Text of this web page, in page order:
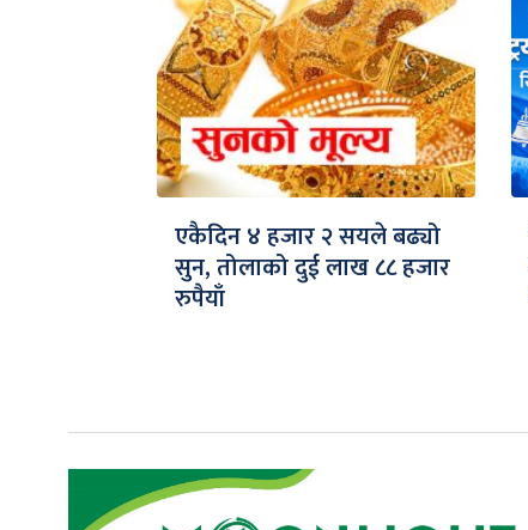
एकैदिन ४ हजार २ सयले बढ्यो
सुन, तोलाको दुई लाख ८८ हजार
रुपैयाँ